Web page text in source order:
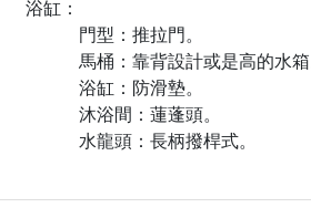
浴缸：
門型：推拉門。
馬桶：靠背設計或是高的水箱
浴缸：防滑墊。
沐浴間：蓮蓬頭。
水龍頭：長柄撥桿式。